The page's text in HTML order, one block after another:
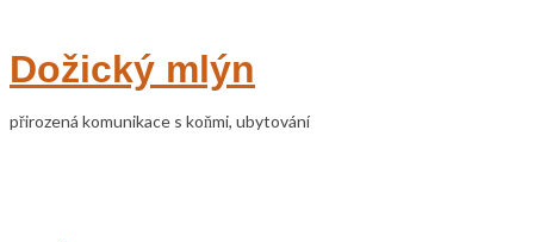
Dožický mlýn
přirozená komunikace s koňmi, ubytování